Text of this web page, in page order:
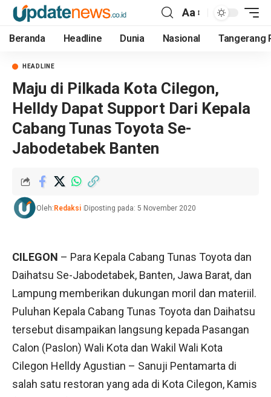
Aa
Beranda Headline Dunia Nasional Tangerang
HEADLINE
Maju di Pilkada Kota Cilegon,
Helldy Dapat Support Dari Kepala
Cabang Tunas Toyota Se-
Jabodetabek Banten
Oleh: Redaksi Diposting pada: 5 November 2020
CILEGON – Para Kepala Cabang Tunas Toyota dan
Daihatsu Se-Jabodetabek, Banten, Jawa Barat, dan
Lampung memberikan dukungan moril dan materiil.
Puluhan Kepala Cabang Tunas Toyota dan Daihatsu
tersebut disampaikan langsung kepada Pasangan
Calon (Paslon) Wali Kota dan Wakil Wali Kota
Cilegon Helldy Agustian – Sanuji Pentamarta di
salah satu restoran yang ada di Kota Cilegon, Kamis